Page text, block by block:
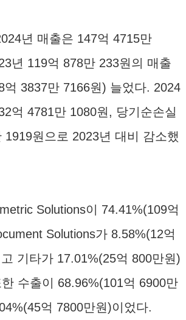
년 매출은 147억 4715만
년 119억 878만 233원의 매출
억 3837만 7166원) 늘었다. 2024
억 4781만 1080원, 당기순손실
1919원으로 2023년 대비 감소했
Solutions이 74.41%(109억
Solutions가 8.58%(12억
기타가 17.01%(25억 800만원)
수출이 68.96%(101억 6900만
억 7800만원)이었다.